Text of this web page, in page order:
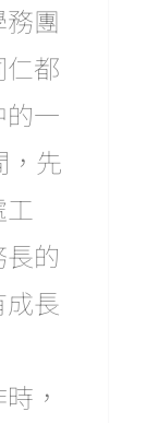
團
都
一
，先
的
長
，